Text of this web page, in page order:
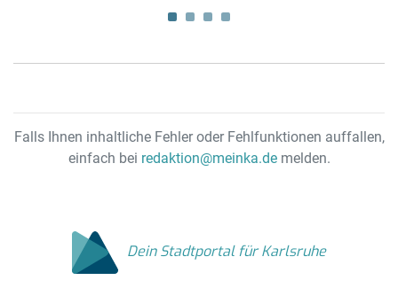
Falls Ihnen inhaltliche Fehler oder Fehlfunktionen auffallen,
einfach bei redaktion@meinka.demelden.
Dein Stadtportal für Karlsruhe